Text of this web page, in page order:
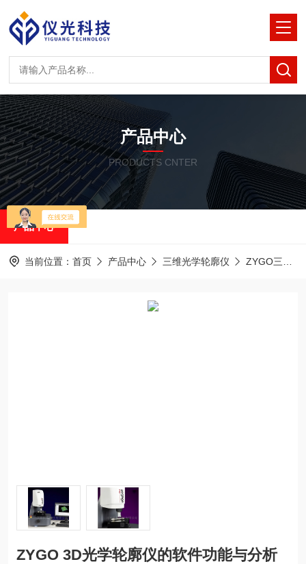
产品中心
PRODUCTS CNTER
产品中心
当前位置： 首页 产品中心 三维光学轮廓仪 ZYGO三维光学轮廓仪
ZYGO 3D光学轮廓仪的软件功能与分析